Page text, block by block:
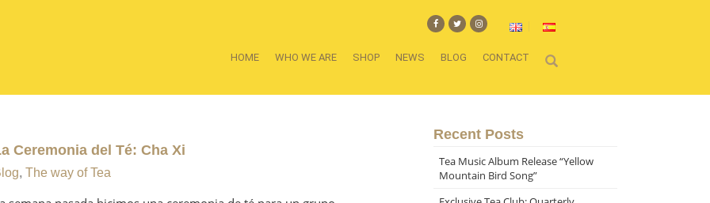
HOME WHO WE ARE SHOP NEWS BLOG CONTACT
Ceremonia del Té: Cha Xi
,The way of Tea
Recent Posts
Tea Music Album Release “Yellow
Mountain Bird Song”